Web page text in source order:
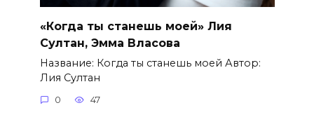
«Когда ты станешь моей» Лия
Султан, Эмма Власова
Название: Когда ты станешь моей Автор:
Лия Султан
0 47